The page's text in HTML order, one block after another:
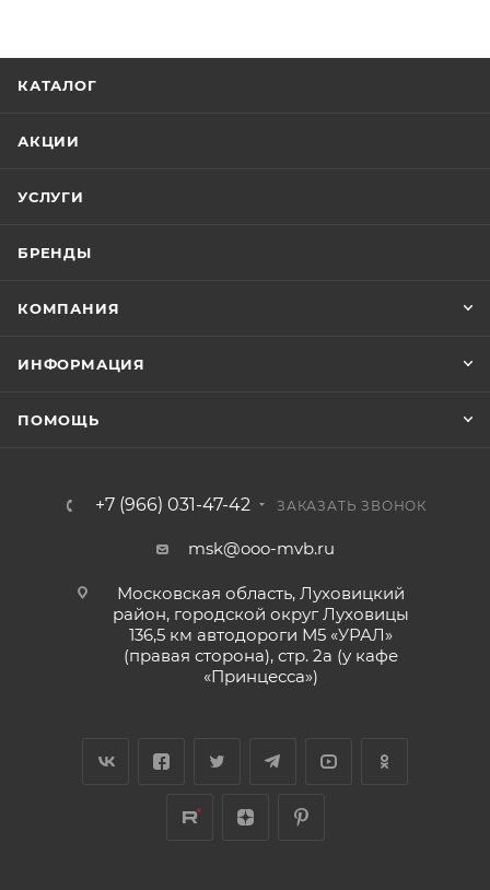
КАТАЛОГ
АКЦИИ
УСЛУГИ
БРЕНДЫ
КОМПАНИЯ
ИНФОРМАЦИЯ
ПОМОЩЬ
+7 (966) 031-47-42 ЗАКАЗАТЬ ЗВОНОК
msk@ooo-mvb.ru
Московская область, Луховицкий
район, городской округ Луховицы
136,5 км автодороги М5 «УРАЛ»
(правая сторона), стр. 2а (у кафе
«‎Принцесса»)